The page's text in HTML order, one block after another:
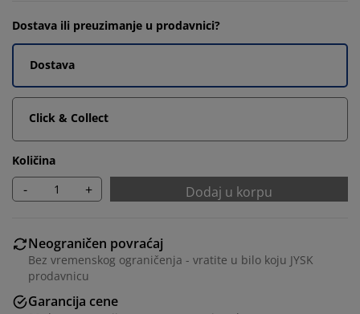
Dostava ili preuzimanje u prodavnici?
Dostava
Click & Collect
Količina
- + Dodaj u korpu
Neograničen povraćaj
Bez vremenskog ograničenja - vratite u bilo koju JYSK
prodavnicu
Garancija cene